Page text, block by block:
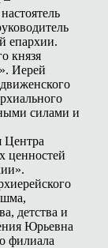
епархии.
князя
Иерей
силами и
Центра
ценностей
детства и
Юрьевна
филиала